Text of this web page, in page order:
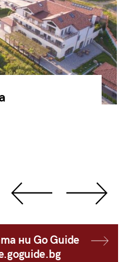
ни Go Guide